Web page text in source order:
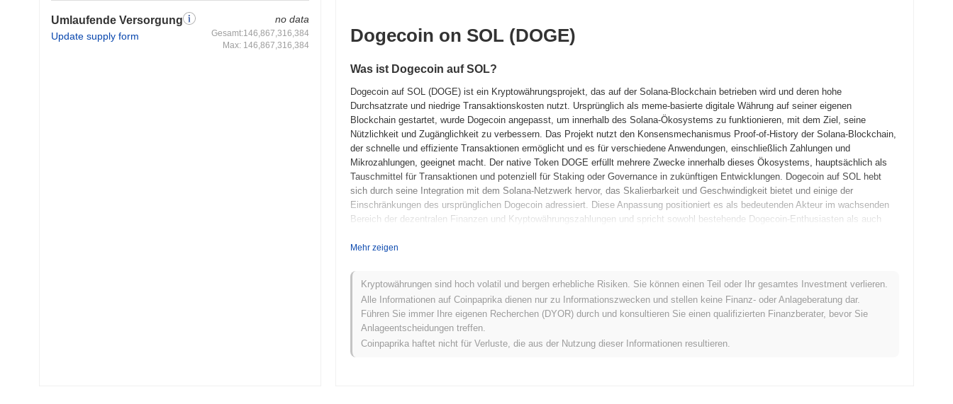
Umlaufende Versorgung
Update supply form
no data
Gesamt:146,867,316,384
Max: 146,867,316,384
Dogecoin on SOL (DOGE)
Was ist Dogecoin auf SOL?
Dogecoin auf SOL (DOGE) ist ein Kryptowährungsprojekt, das auf der Solana-Blockchain betrieben wird und deren hohe
Durchsatzrate und niedrige Transaktionskosten nutzt. Ursprünglich als meme-basierte digitale Währung auf seiner eigenen
Blockchain gestartet, wurde Dogecoin angepasst, um innerhalb des Solana-Ökosystems zu funktionieren, mit dem Ziel, seine
Nützlichkeit und Zugänglichkeit zu verbessern. Das Projekt nutzt den Konsensmechanismus Proof-of-History der Solana-Blockchain,
der schnelle und effiziente Transaktionen ermöglicht und es für verschiedene Anwendungen, einschließlich Zahlungen und
Mikrozahlungen, geeignet macht. Der native Token DOGE erfüllt mehrere Zwecke innerhalb dieses Ökosystems, hauptsächlich als
Tauschmittel für Transaktionen und potenziell für Staking oder Governance in zukünftigen Entwicklungen. Dogecoin auf SOL hebt
sich durch seine Integration mit dem Solana-Netzwerk hervor, das Skalierbarkeit und Geschwindigkeit bietet und einige der
Einschränkungen des ursprünglichen Dogecoin adressiert. Diese Anpassung positioniert es als bedeutenden Akteur im wachsenden
Bereich der dezentralen Finanzen und Kryptowährungszahlungen und spricht sowohl bestehende Dogecoin-Enthusiasten als auch
Dogecoin auf SOL entstand im August 2021, als ein Team von Entwicklern sein Whitepaper veröffentlichte, das die Vision des
Projekts skizzierte, Dogecoin mit der Solana-Blockchain zu integrieren. Das Projekt zielte darauf ab, die hohe Durchsatzrate und die
niedrigen Transaktionskosten von Solana zu nutzen, um die Benutzerfreundlichkeit von Dogecoin zu verbessern. Das Testnetz für
Dogecoin auf SOL wurde im Dezember 2021 gestartet, was Entwicklern und Nutzern ermöglichte, die Funktionen und Merkmale des
Tokens in einer kontrollierten Umgebung zu testen. Nach erfolgreichen Tests wurde das Hauptnetz im März 2022 offiziell gestartet,
was den Eintritt des Tokens in den öffentlichen Bereich markierte. Die anfängliche Verteilung von Dogecoin auf SOL erfolgte durch ein
Mehr zeigen
Kryptowährungen sind hoch volatil und bergen erhebliche Risiken. Sie können einen Teil oder Ihr gesamtes Investment verlieren.
Alle Informationen auf Coinpaprika dienen nur zu Informationszwecken und stellen keine Finanz- oder Anlageberatung dar.
Führen Sie immer Ihre eigenen Recherchen (DYOR) durch und konsultieren Sie einen qualifizierten Finanzberater, bevor Sie
Anlageentscheidungen treffen.
Coinpaprika haftet nicht für Verluste, die aus der Nutzung dieser Informationen resultieren.